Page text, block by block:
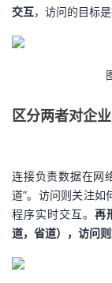
发
者
学
Programs
的
支
持
交互，访问的目标
区分两者对企
连接负责数据在网
道”。访问则关注如
程序实时交互。 再
道，省道），访问